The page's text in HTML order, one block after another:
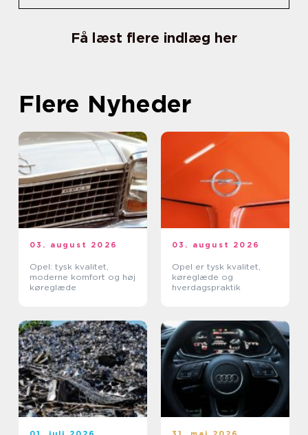
Få læst flere indlæg her
Flere Nyheder
03. august 2026
Opel: tysk kvalitet,
moderne komfort og høj
køreglæde
03. august 2026
Opel er tysk kvalitet,
køreglæde og
hverdagspraktik